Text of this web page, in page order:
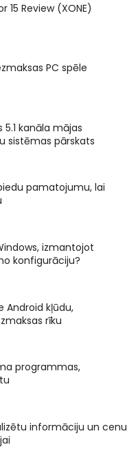
15 Review (XONE)
PC spēle
5.1 kanāla mājas
sistēmas pārskats
pamatojumu, lai
izmantojot
konfigurāciju?
Android kļūdu,
rīku
programmas,
informāciju un cenu